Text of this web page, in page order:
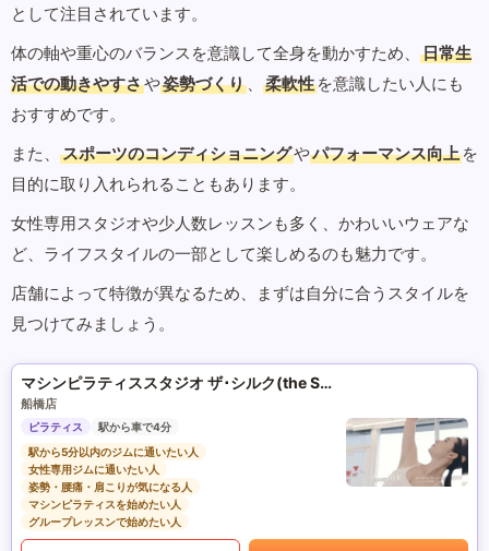
として注目されています。
体の軸や重心のバランスを意識して全身を動かすため、
日常生
活での動きやすさや姿勢づくり 、 柔軟性 を意識したい人にも
おすすめです。
また、
スポーツのコンディショニングやパフォーマンス向上 を
目的に取り入れられることもあります。
女性専用スタジオや少人数レッスンも多く、かわいいウェアな
ど、ライフスタイルの一部として楽しめるのも魅力です。
店舗によって特徴が異なるため、まずは自分に合うスタイルを
見つけてみましょう。
マシンピラティススタジオ ザ･シルク(the SILK)
船橋店
ピラティス
駅から車で4分
駅から5分以内のジムに通いたい人
女性専用ジムに通いたい人
姿勢・腰痛・肩こりが気になる人
マシンピラティスを始めたい人
グループレッスンで始めたい人